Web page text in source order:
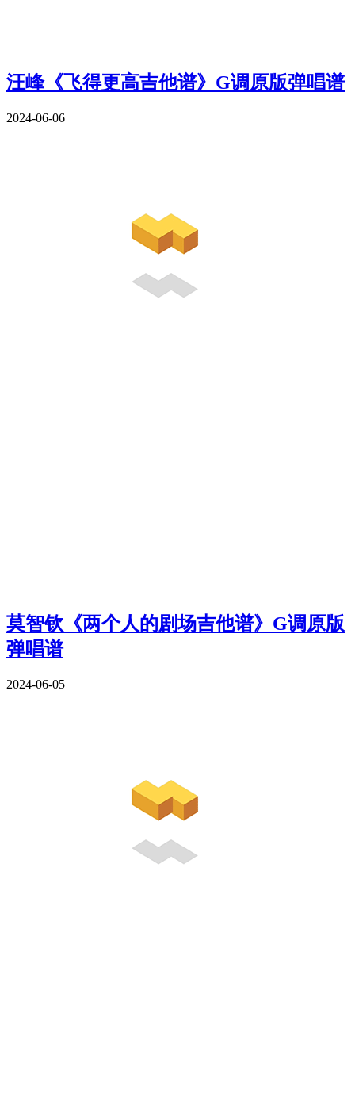
汪峰《飞得更高吉他谱》G调原版弹唱谱
2024-06-06
莫智钦《两个人的剧场吉他谱》G调原版
弹唱谱
2024-06-05